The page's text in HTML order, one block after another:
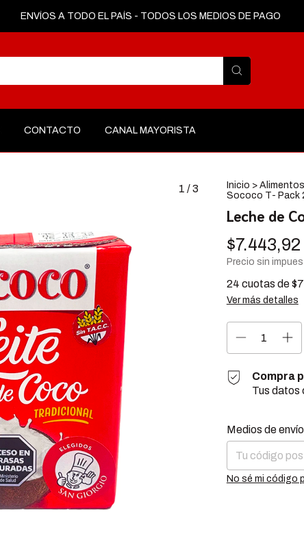
ENVÍOS A TODO EL PAÍS - TODOS LOS MEDIOS DE PAGO
CONTACTO CANAL MAYORISTA
1 /3 Inicio > Alimentos
Sococo T- Pack
Leche de
$7.443,92
Precio sin
24 cuotas de
Ver más detalles
Compra
Tus datos
Entregas para el
Medios de envío
No sé mi código